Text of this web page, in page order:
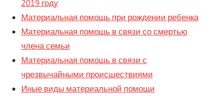
2019 году
Материальная помощь при рождении ребенка
Материальная помощь в связи со смертью
члена семьи
Материальная помощь в связи с
чрезвычайными происшествиями
Иные виды материальной помощи